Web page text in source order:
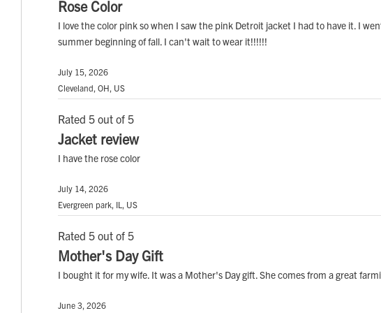
Rose Color
I love the color pink so when I saw the pink Detroit jacket I had to have it. I
summer beginning of fall. I can't wait to wear it!!!!!!
July 15, 2026
Cleveland, OH, US
Rated 5 out of 5
Jacket review
I have the rose color
July 14, 2026
Evergreen park, IL, US
Rated 5 out of 5
Mother's Day Gift
I bought it for my wife. It was a Mother's Day gift. She comes from a great
June 3, 2026